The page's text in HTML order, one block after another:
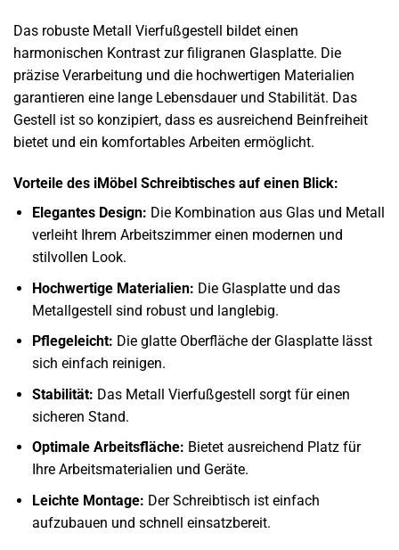
Das robuste Metall Vierfußgestell bildet einen
harmonischen Kontrast zur filigranen Glasplatte. Die
präzise Verarbeitung und die hochwertigen Materialien
garantieren eine lange Lebensdauer und Stabilität. Das
Gestell ist so konzipiert, dass es ausreichend Beinfreiheit
bietet und ein komfortables Arbeiten ermöglicht.
Vorteile des iMöbel Schreibtisches auf einen Blick:
Elegantes Design: Die Kombination aus Glas und Metall
verleiht Ihrem Arbeitszimmer einen modernen und
stilvollen Look.
Hochwertige Materialien: Die Glasplatte und das
Metallgestell sind robust und langlebig.
Pflegeleicht: Die glatte Oberfläche der Glasplatte lässt
sich einfach reinigen.
Stabilität: Das Metall Vierfußgestell sorgt für einen
sicheren Stand.
Optimale Arbeitsfläche: Bietet ausreichend Platz für
Ihre Arbeitsmaterialien und Geräte.
Leichte Montage: Der Schreibtisch ist einfach
aufzubauen und schnell einsatzbereit.